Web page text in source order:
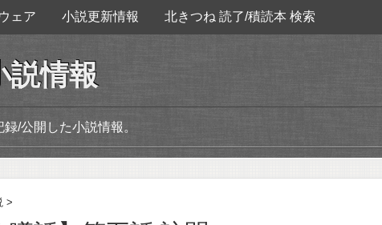
ェア 小説更新情報 北きつね 読了/積読本 検索
説情報
/公開した小説情報。
>